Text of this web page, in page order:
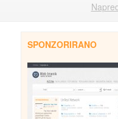
SPONZORIRANO